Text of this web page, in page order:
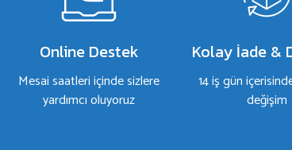
Online Destek
Mesai saatleri içinde sizlere
yardımcı oluyoruz
Kolay İade &
14 iş gün
değişim